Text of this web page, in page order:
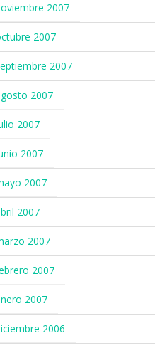
2007
2007
2007
2007
2007
2007
2007
2007
2007
2007
2007
2006